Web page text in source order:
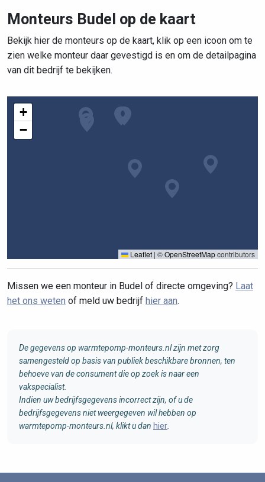
Monteurs Budel op de kaart
Bekijk hier de monteurs op de kaart, klik op een icoon om te
zien welke monteur daar gevestigd is en om de detailpagina
van dit bedrijf te bekijken.
+
−
Leaflet | ©OpenStreetMapcontributors
Missen we een monteur in Budel of directe omgeving? Laat
het ons weten of meld uw bedrijf hier aan.
De gegevens op warmtepomp-monteurs.nl zijn met zorg
samengesteld op basis van publiek beschikbare bronnen, ten
behoeve van de consument die op zoek is naar een
vakspecialist.
Indien uw bedrijfsgegevens incorrect zijn, of u de
bedrijfsgegevens niet weergegeven wil hebben op
warmtepomp-monteurs.nl, klikt u dan hier